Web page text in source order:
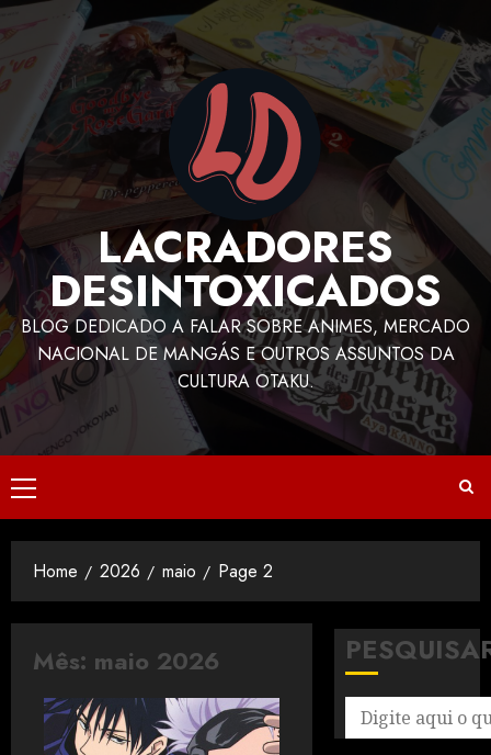
LACRADORES
DESINTOXICADOS
BLOG DEDICADO A FALAR SOBRE ANIMES, MERCADO
NACIONAL DE MANGÁS E OUTROS ASSUNTOS DA
CULTURA OTAKU.
Home 2026 maio Page 2
Mês: maio 2026